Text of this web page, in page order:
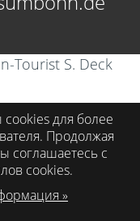
Tourist S. Deck
cookies для более
Продолжая
соглашаетесь с
cookies.
»